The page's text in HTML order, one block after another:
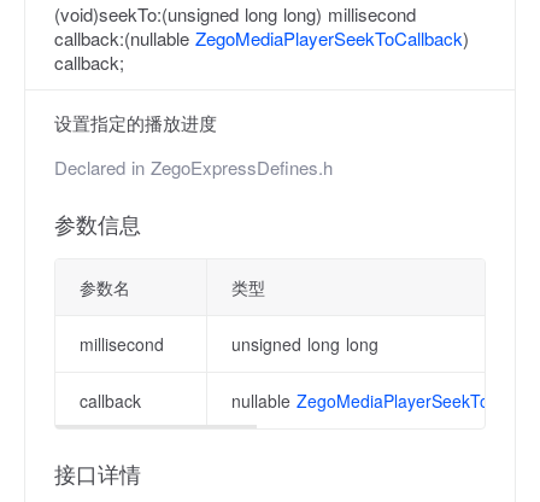
(void)seekTo:(unsigned long long) millisecond
callback:(nullable ZegoMediaPlayerSeekToCallback)
callback;
设置指定的播放进度
Declared in ZegoExpressDefines.h
参数信息
参数名 类型
millisecond unsigned long long
callback nullable
接口详情